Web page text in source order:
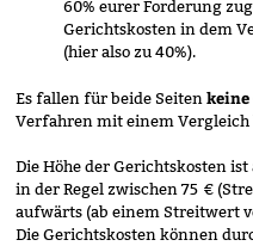
60% eurer Forderung
Gerichtskosten in dem
(hier also zu 40%).
Es fallen für beide Seiten keine
Verfahren mit einem Vergleich
Die Höhe der Gerichtskosten
in der Regel zwischen 75 €
aufwärts (ab einem Streitwert
Die Gerichtskosten können